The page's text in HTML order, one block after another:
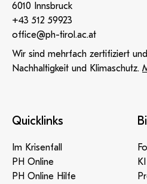
6010 Innsbruck
+43 512 59923
office@ph-tirol.ac.at
Wir sind mehrfach zertifiziert
Nachhaltigkeit und Klimaschutz.
Quicklinks
Im Krisenfall
PH Online
PH Online Hilfe